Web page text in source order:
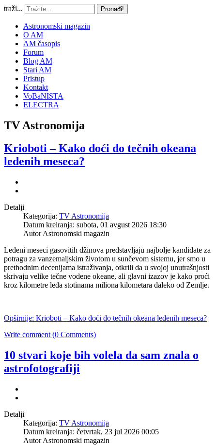
traži... Pronađi!
Astronomski magazin
O AM
AM časopis
Forum
Blog AM
Stari AM
Pristup
Kontakt
VoBaNISTA
ELECTRA
TV Astronomija
Krioboti – Kako doći do tečnih okeana
ledenih meseca?
Detalji
Kategorija: TV Astronomija
Datum kreiranja: subota, 01 avgust 2026 18:30
Autor Astronomski magazin
Ledeni meseci gasovitih džinova predstavljaju najbolje kandidate za
potragu za vanzemaljskim životom u sunčevom sistemu, jer smo u
prethodnim decenijama istraživanja, otkrili da u svojoj unutrašnjosti
skrivaju velike tečne vodene okeane, ali glavni izazov je kako proći
kroz kilometre leda stotinama miliona kilometara daleko od Zemlje.
Opširnije: Krioboti – Kako doći do tečnih okeana ledenih meseca?
Write comment (0 Comments)
10 stvari koje bih volela da sam znala o
astrofotografiji
Detalji
Kategorija: TV Astronomija
Datum kreiranja: četvrtak, 23 jul 2026 00:05
Autor Astronomski magazin